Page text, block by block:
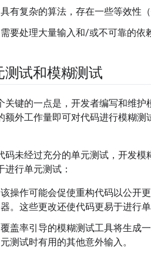
具有复杂的算法，存在一些等效性
需要处理大量输入和/或不可靠的依
测试和模糊测试
关键的一点是，开发者编写和维
额外工作量即可对代码进行模糊
码未经过充分的单元测试，开发
进行单元测试：
该操作可能会促使重构代码以公开
器。这些更改还使代码更易于进行单
覆盖率引导的模糊测试工具将生成
元测试时有用的其他意外输入。